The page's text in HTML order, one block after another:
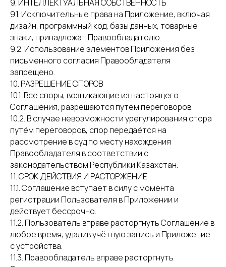
9. ИНТЕЛЛЕКТУАЛЬНАЯ СОБСТВЕННОСТЬ
9.1. Исключительные права на Приложение, включая
дизайн, программный код, базы данных, товарные
знаки, принадлежат Правообладателю.
9.2. Использование элементов Приложения без
письменного согласия Правообладателя
запрещено.
10. РАЗРЕШЕНИЕ СПОРОВ
10.1. Все споры, возникающие из настоящего
Соглашения, разрешаются путём переговоров.
10.2. В случае невозможности урегулирования спора
путём переговоров, спор передаётся на
рассмотрение в суд по месту нахождения
Правообладателя в соответствии с
законодательством Республики Казахстан.
11. СРОК ДЕЙСТВИЯ И РАСТОРЖЕНИЕ
11.1. Соглашение вступает в силу с момента
регистрации Пользователя в Приложении и
действует бессрочно.
11.2. Пользователь вправе расторгнуть Соглашение в
любое время, удалив учётную запись и Приложение
с устройства.
11.3. Правообладатель вправе расторгнуть